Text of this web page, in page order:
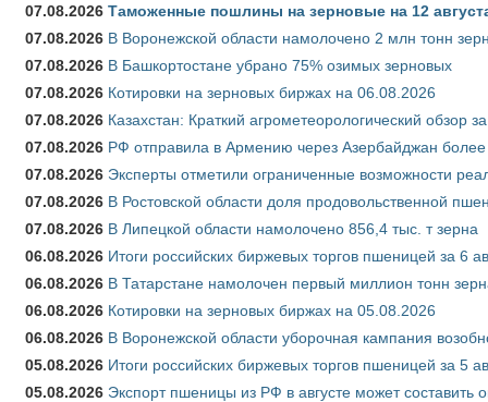
07.08.2026 Таможенные пошлины на зерновые на 12
07.08.2026 В Воронежской области намолочено 2 млн тонн
07.08.2026 В Башкортостане убрано 75% озимых зерновых
07.08.2026 Котировки на зерновых биржах на 06.08.2026
07.08.2026 Казахстан: Краткий агрометеорологический обзор
07.08.2026 РФ отправила в Армению через Азербайджан более
07.08.2026 Эксперты отметили ограниченные возможности
07.08.2026 В Ростовской области доля продовольственной
07.08.2026 В Липецкой области намолочено 856,4 тыс. т зерна
06.08.2026 Итоги российских биржевых торгов пшеницей за 6
06.08.2026 В Татарстане намолочен первый миллион тонн
06.08.2026 Котировки на зерновых биржах на 05.08.2026
06.08.2026 В Воронежской области уборочная кампания
05.08.2026 Итоги российских биржевых торгов пшеницей за 5
05.08.2026 Экспорт пшеницы из РФ в августе может составить